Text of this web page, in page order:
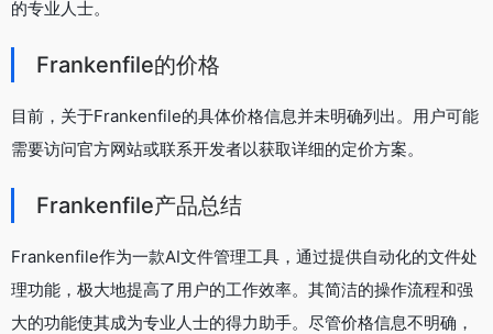
的专业人士。
Frankenfile的价格
目前，关于Frankenfile的具体价格信息并未明确列出。用户可能
需要访问官方网站或联系开发者以获取详细的定价方案。
Frankenfile产品总结
Frankenfile作为一款AI文件管理工具，通过提供自动化的文件处
理功能，极大地提高了用户的工作效率。其简洁的操作流程和强
大的功能使其成为专业人士的得力助手。尽管价格信息不明确，